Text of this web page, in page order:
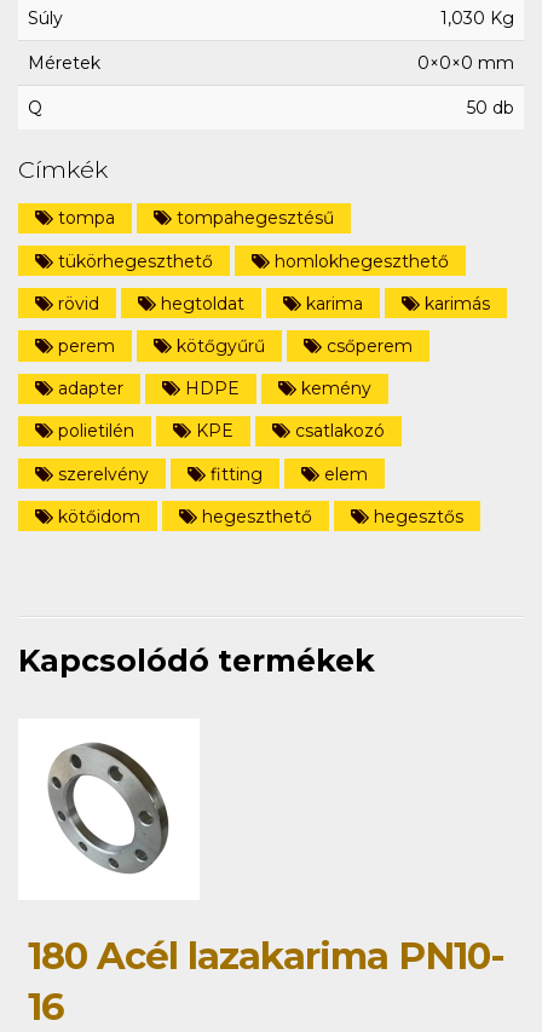
Súly 1,030 Kg
Méretek 0×0×0 mm
Q 50 db
Címkék
tompa
tompahegesztésű
tükörhegeszthető
homlokhegeszthető
rövid
hegtoldat karima
karimás
perem
kötőgyűrű
csőperem
adapter
HDPE
kemény
polietilén
KPE
csatlakozó
szerelvény
fitting
elem
kötőidom
hegeszthető hegesztős
Kapcsolódó termékek
180 Acél lazakarima PN10-
16